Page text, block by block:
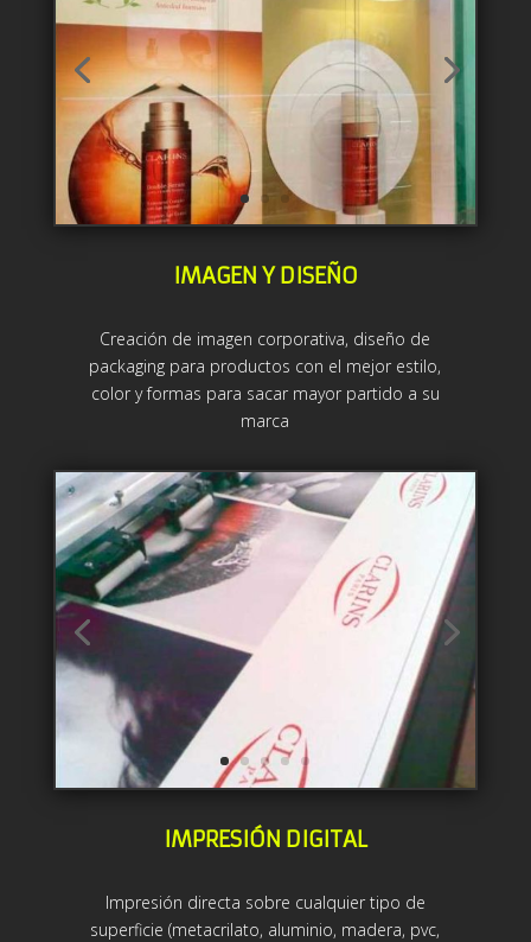
IMAGEN Y DISEÑO
Creación de imagen corporativa, diseño de
packaging para productos con el mejor estilo,
color y formas para sacar mayor partido a su
marca
IMPRESIÓN DIGITAL
Impresión directa sobre cualquier tipo de
superficie (metacrilato, aluminio, madera, pvc,